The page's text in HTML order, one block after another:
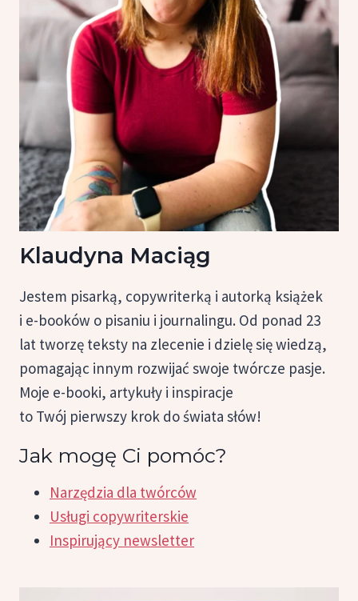
Klaudyna Maciąg
Jestem pisarką, copywriterką i autorką książek
i e-booków o pisaniu i journalingu. Od ponad 23
lat tworzę teksty na zlecenie i dzielę się wiedzą,
pomagając innym rozwijać swoje twórcze pasje.
Moje e-booki, artykuły i inspiracje
to Twój pierwszy krok do świata słów!
Jak mogę Ci pomóc?
Narzędzia dla twórców
Usługi copywriterskie
Inspirujący newsletter